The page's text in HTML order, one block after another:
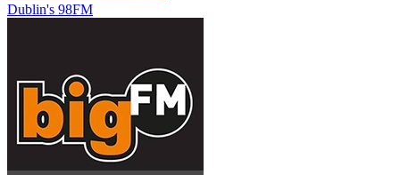
Dublin's 98FM